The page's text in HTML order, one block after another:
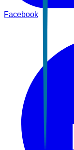
Facebook